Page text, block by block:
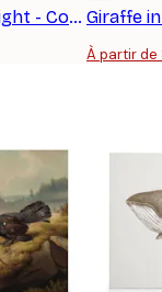
Ferdinand von Wright - Coqs de Grand Tétras Toile Giraffe
À partir de